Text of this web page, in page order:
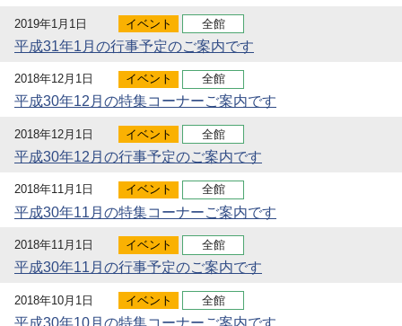
2019年1月1日 イベント 全館
平成31年1月の行事予定のご案内です
2018年12月1日 イベント 全館
平成30年12月の特集コーナーご案内です
2018年12月1日 イベント 全館
平成30年12月の行事予定のご案内です
2018年11月1日 イベント 全館
平成30年11月の特集コーナーご案内です
2018年11月1日 イベント 全館
平成30年11月の行事予定のご案内です
2018年10月1日 イベント 全館
平成30年10月の特集コーナーご案内です